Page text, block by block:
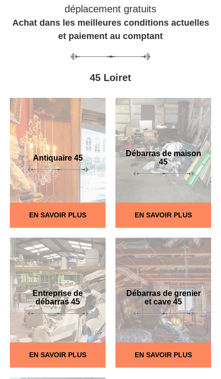
déplacement gratuits
Achat dans les meilleures conditions actuelles
et paiement au comptant
45 Loiret
Antiquaire 45
EN SAVOIR PLUS
Débarras de maison
45
EN SAVOIR PLUS
Entreprise de
débarras 45
EN SAVOIR PLUS
Débarras de grenier
et cave 45
EN SAVOIR PLUS